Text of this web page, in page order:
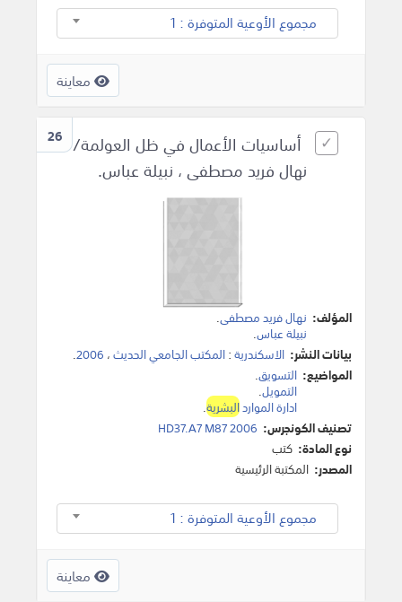
مجموع الأوعية المتوفرة : 1
معاينة
26 أساسيات الأعمال في ظل العولمة/
نهال فريد مصطفى ، نبيلة عباس.
المؤلف: نهال فريد مصطفى.
نبيلة عباس.
بيانات النشر: الاسكندرية:المكتب الجامعي الحديث، 2006
.
المواضيع: التسويق.
التمويل.
ادارة المواردالبشرية.
تصنيف الكونجرس: HD37.A7 M87 2006
نوع المادة: كتب
المصدر: المكتبة الرئيسية
مجموع الأوعية المتوفرة : 1
معاينة